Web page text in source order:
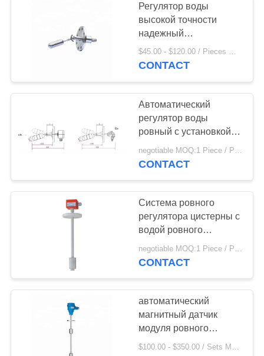
Регулятор воды
высокой точности
надежный
беспроводной ровный
с низкой ценой
$45.00 - $120.00 / Pieces MOQ:1 Piece / Pieces
CONTACT
Автоматический
регулятор воды
ровный с установкой
датчика поплавкового
выключателя легкой
CONTACT
Система ровного
регулятора цистерны с
водой ровного
индикатора
автоматической
беспроводная
negotiable MOQ:1 Piece / Pieces
CONTACT
автоматический
магнитный датчик
модуля ровного
регулятора цистерны с
$100.00 - $350.00 / Sets MOQ:1 Set / Sets